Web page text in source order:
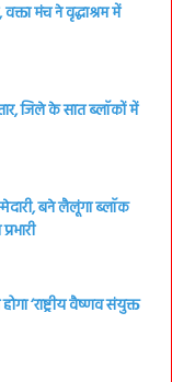
मंच ने वृद्धाश्रम में
जिले के सात ब्लॉकों में
बने लैलूंगा ब्लॉक
‘राष्ट्रीय वैष्णव संयुक्त